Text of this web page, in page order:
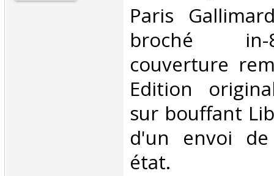
‎Paris
broché
couverture
Edition
sur bouffant
d'un envoi
état.‎